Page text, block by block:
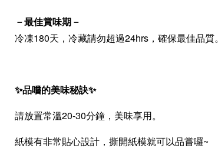
－最佳賞味期－
冷凍180天，冷藏請勿超過24hrs，確保最佳品質。
✨品嚐的美味秘訣✨
請放置常溫20-30分鐘，美味享用。
紙模有非常貼心設計，撕開紙模就可以品嘗囉~